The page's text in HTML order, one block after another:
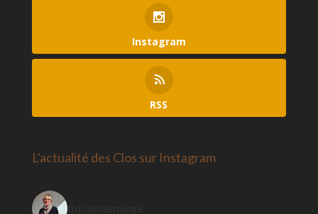
Instagram
RSS
L’actualité des Clos sur Instagram
floclosdemiege